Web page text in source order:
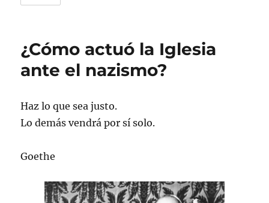
¿Cómo actuó la Iglesia
ante el nazismo?
Haz lo que sea justo.
Lo demás vendrá por sí solo.
Goethe